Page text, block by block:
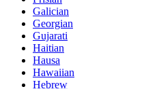
Galician
Georgian
Gujarati
Haitian
Hausa
Hawaiian
Hebrew